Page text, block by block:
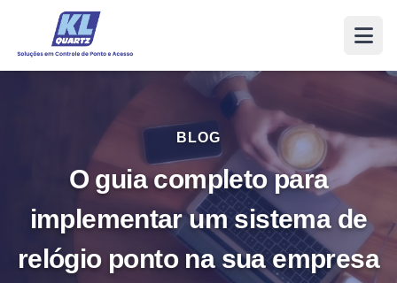
BLOG
O guia completo para
implementar um sistema de
relógio ponto na sua empresa